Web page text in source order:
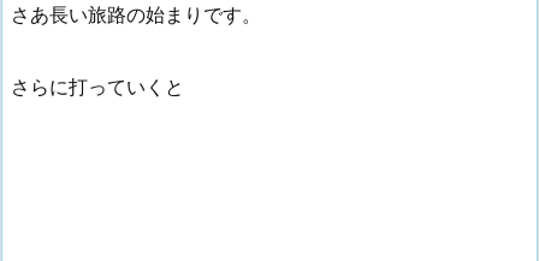
さあ長い旅路の始まりです。
さらに打っていくと